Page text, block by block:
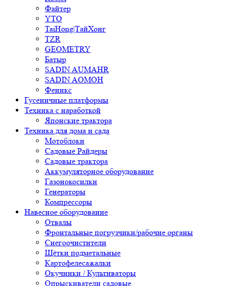
Файтер
YTO
TaiHong|ТайХонг
TZR
GEOMETRY
Батыр
SADIN AUMAHR
SADIN AOMOH
Феникс
Гусеничные платформы
Техника с наработкой
Японские трактора
Техника для дома и сада
Мотоблоки
Садовые Райдеры
Садовые трактора
Аккумуляторное оборудование
Газонокосилки
Генераторы
Компрессоры
Навесное оборудование
Отвалы
Фронтальные погрузчики/рабочие органы
Снегоочистители
Щётки подметальные
Картофелесажалки
Окучники / Культиваторы
Опрыскиватели садовые